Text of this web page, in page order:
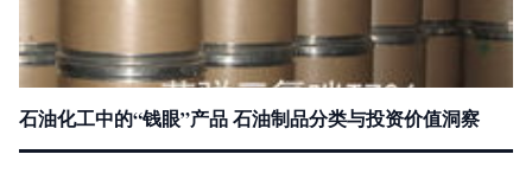
石油化工中的“钱眼”产品 石油制品分类与投资价值洞察